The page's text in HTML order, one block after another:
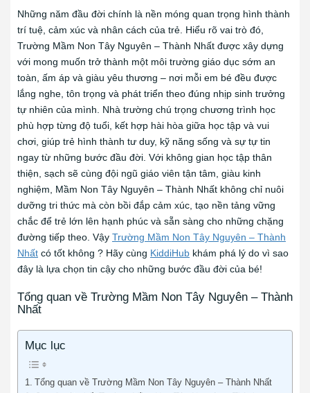
Những năm đầu đời chính là nền móng quan trọng hình thành
trí tuệ, cảm xúc và nhân cách của trẻ. Hiểu rõ vai trò đó,
Trường Mầm Non Tây Nguyên – Thành Nhất được xây dựng
với mong muốn trở thành một môi trường giáo dục sớm an
toàn, ấm áp và giàu yêu thương – nơi mỗi em bé đều được
lắng nghe, tôn trọng và phát triển theo đúng nhịp sinh trưởng
tự nhiên của mình. Nhà trường chú trọng chương trình học
phù hợp từng độ tuổi, kết hợp hài hòa giữa học tập và vui
chơi, giúp trẻ hình thành tư duy, kỹ năng sống và sự tự tin
ngay từ những bước đầu đời. Với không gian học tập thân
thiện, sạch sẽ cùng đội ngũ giáo viên tận tâm, giàu kinh
nghiệm, Mầm Non Tây Nguyên – Thành Nhất không chỉ nuôi
dưỡng tri thức mà còn bồi đắp cảm xúc, tạo nền tảng vững
chắc để trẻ lớn lên hạnh phúc và sẵn sàng cho những chặng
đường tiếp theo. Vậy Trường Mầm Non Tây Nguyên – Thành
Nhất có tốt không ? Hãy cùng KiddiHub khám phá lý do vì sao
đây là lựa chọn tin cậy cho những bước đầu đời của bé!
Tổng quan về Trường Mầm Non Tây Nguyên – Thành
Nhất
Mục lục
Tổng quan về Trường Mầm Non Tây Nguyên – Thành Nhất